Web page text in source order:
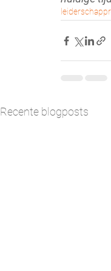
leiderschap
Recente blogposts